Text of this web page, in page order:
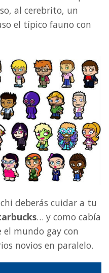
al cerebrito, un
el típico fauno con
deberás cuidar a tu
… y como cabía
mundo gay con
novios en paralelo.